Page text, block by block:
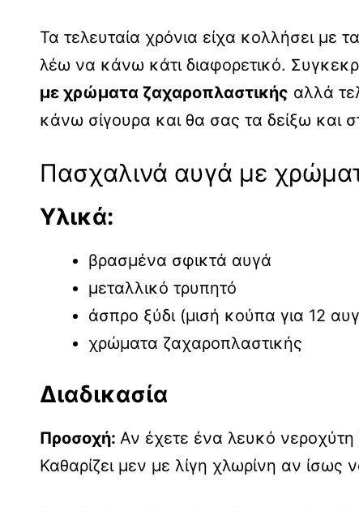
Τα τελευταία χρόνια είχα κολλήσει με τα
λέω να κάνω κάτι διαφορετικό.
με χρώματα ζαχαροπλαστικής αλλά
κάνω σίγουρα και θα σας τα δείξω και
Πασχαλινά αυγά με
Υλικά:
βρασμένα σφικτά αυγά
μεταλλικό τρυπητό
άσπρο ξύδι (μισή κούπα για 12
χρώματα ζαχαροπλαστικής
Διαδικασία
Προσοχή: Αν έχετε ένα λευκό νεροχύτη
Καθαρίζει μεν με λίγη χλωρίνη αν ίσως